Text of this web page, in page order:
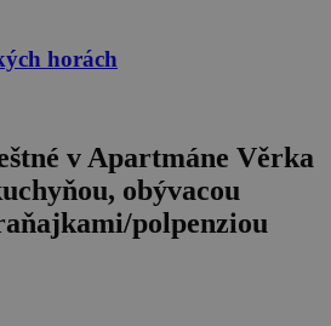
horách
v Apartmáne Věrka
obývacou
polpenziou